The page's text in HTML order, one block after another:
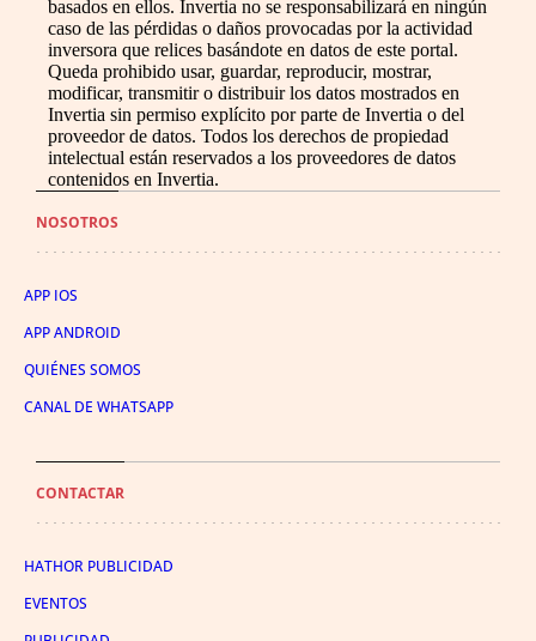
basados en ellos. Invertia no se responsabilizará en ningún
caso de las pérdidas o daños provocadas por la actividad
inversora que relices basándote en datos de este portal.
Queda prohibido usar, guardar, reproducir, mostrar,
modificar, transmitir o distribuir los datos mostrados en
Invertia sin permiso explícito por parte de Invertia o del
proveedor de datos. Todos los derechos de propiedad
intelectual están reservados a los proveedores de datos
contenidos en Invertia.
NOSOTROS
APP IOS
APP ANDROID
QUIÉNES SOMOS
CANAL DE WHATSAPP
CONTACTAR
HATHOR PUBLICIDAD
EVENTOS